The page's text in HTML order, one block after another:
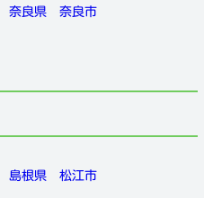
奈良県 奈良市
島根県 松江市